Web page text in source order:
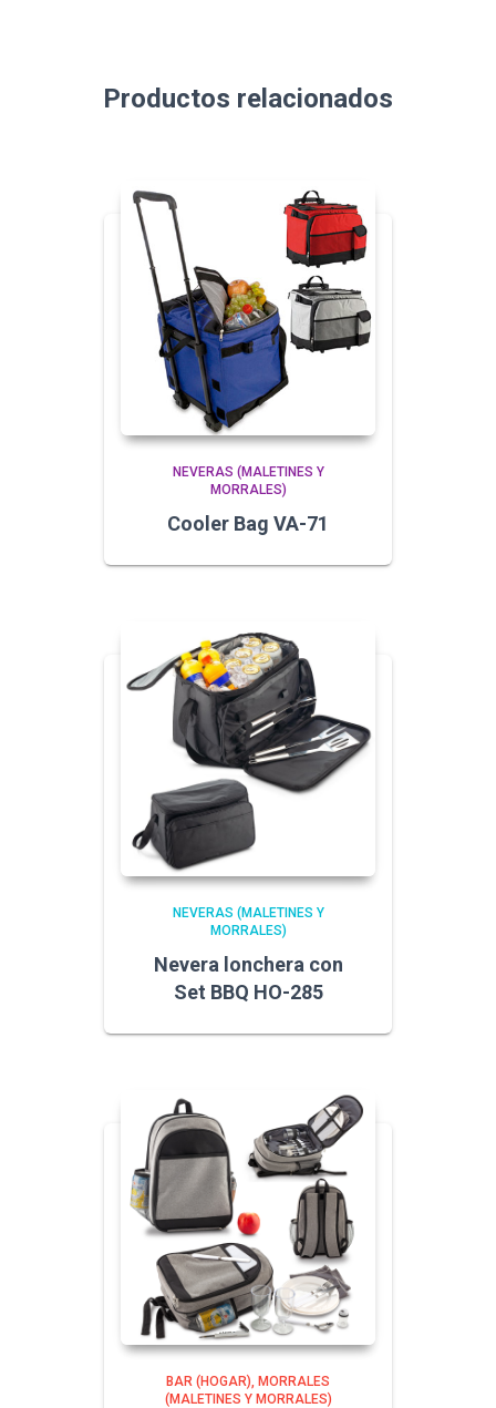
Productos relacionados
NEVERAS (MALETINES Y
MORRALES)
Cooler Bag VA-71
NEVERAS (MALETINES Y
MORRALES)
Nevera lonchera con
Set BBQ HO-285
BAR (HOGAR)
MORRALES
(MALETINES Y MORRALES)